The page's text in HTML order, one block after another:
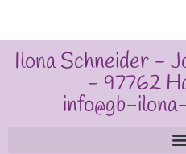
Ilona Schneider -
- 97762
info@gb-